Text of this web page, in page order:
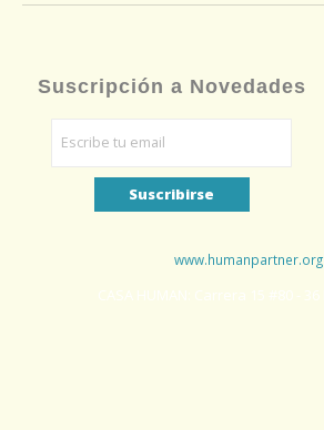
Suscripción a Novedades
www.humanpartner.org